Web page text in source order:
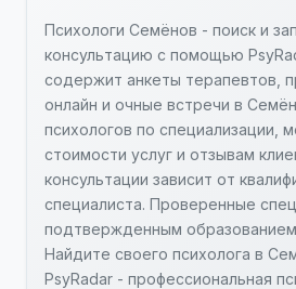
Психологи Семёнов - поиск и
консультацию с помощью
содержит анкеты терапевтов,
онлайн и очные встречи в
психологов по специализации,
стоимости услуг и отзывам
консультации зависит от
специалиста. Проверенные
подтвержденным
Найдите своего психолога в
PsyRadar - профессиональная